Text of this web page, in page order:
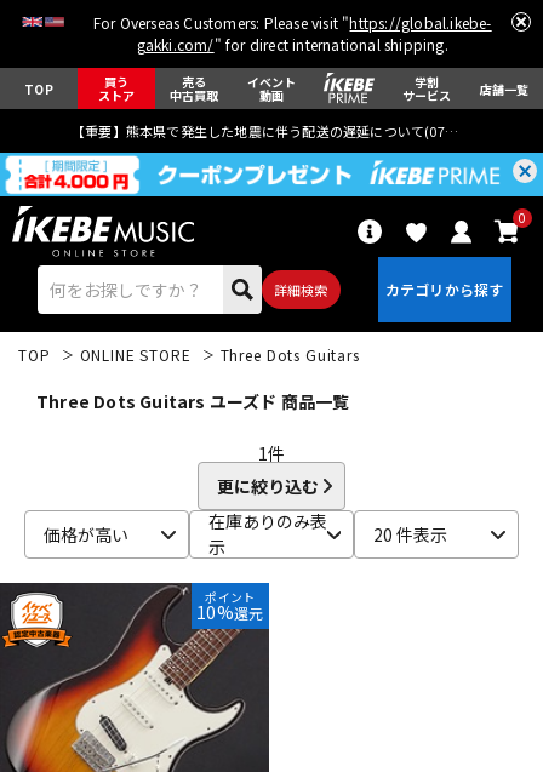
For Overseas Customers: Please visit "https://global.ikebe-
gakki.com/" for direct international shipping.
TOP 買う
ストア
売る
中古買取
イベント
動画
学割
サービス 店舗一覧
【重要】熊本県で発生した地震に伴う配送の遅延について(07月29日
詳細検索
0
ベース
ドラム
キーボード
TOP ONLINE STORE Three Dots Guitars
Three Dots Guitars ユーズド 商品一覧
1件
更に絞り込む
価格が高い
在庫ありのみ表
示
20 件表示
ポイント
10%還元